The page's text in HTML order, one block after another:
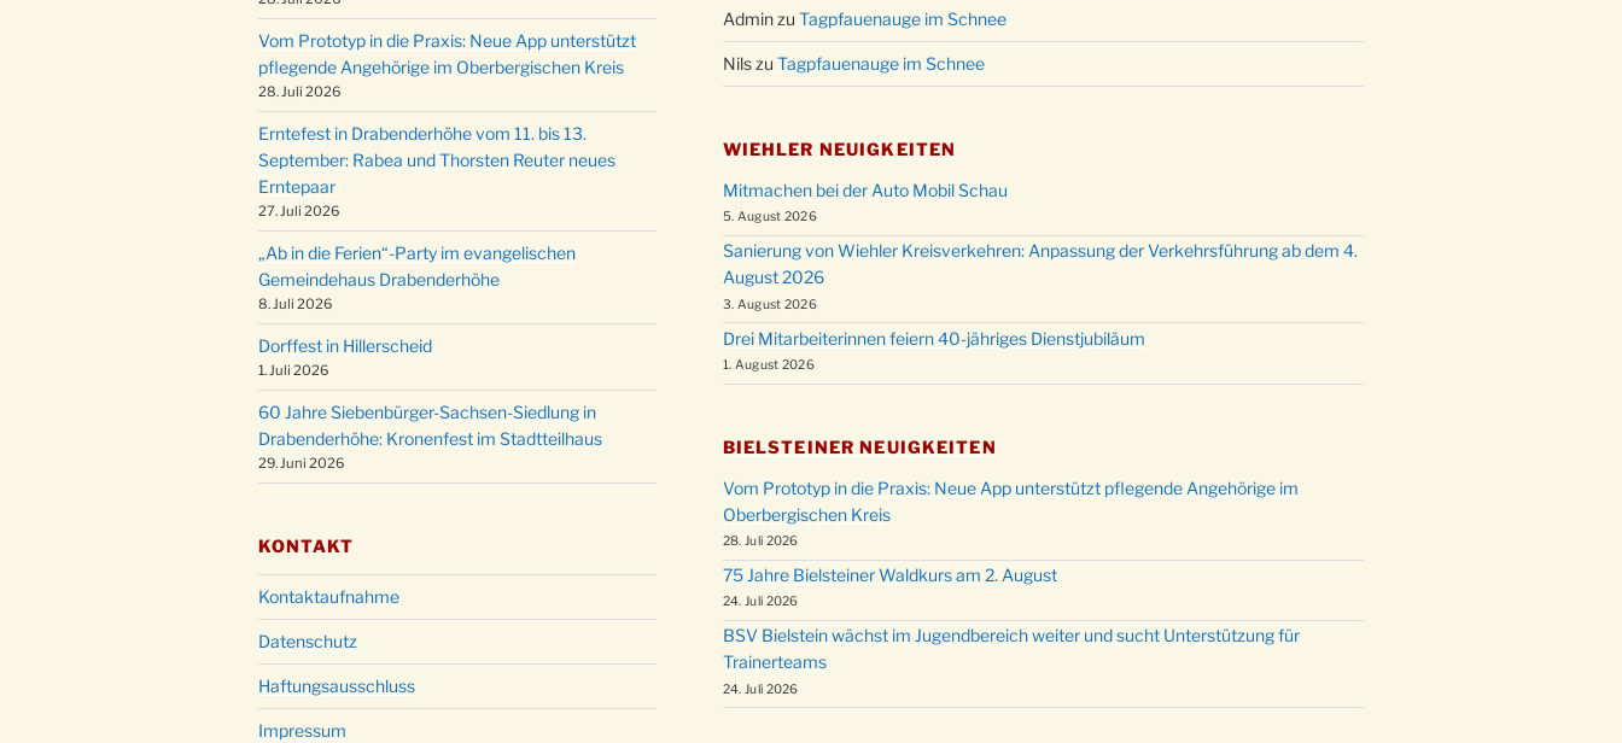
24.12.
Kirche um 23:00 Uhr
31.12.
Vom Prototyp in die Praxis: Neue App unterstützt
pflegende Angehörige im Oberbergischen Kreis
28. Juli 2026
Erntefest in Drabenderhöhe vom 11. bis 13.
September: Rabea und Thorsten Reuter neues
Erntepaar
27. Juli 2026
„Ab in die Ferien“-Party im evangelischen
Gemeindehaus Drabenderhöhe
8. Juli 2026
Dorffest in Hillerscheid
1. Juli 2026
60 Jahre Siebenbürger-Sachsen-Siedlung in
Drabenderhöhe: Kronenfest im Stadtteilhaus
29. Juni 2026
KONTAKT
Kontaktaufnahme
Datenschutz
Haftungsausschluss
Impressum
Adminzu Tagpfauenauge im Schnee
Nilszu Tagpfauenauge im Schnee
WIEHLER NEUIGKEITEN
Mitmachen bei der Auto Mobil Schau
5. August 2026
Sanierung von Wiehler Kreisverkehren: Anpassung der Verkehrsführung ab dem 4.
August 2026
3. August 2026
Drei Mitarbeiterinnen feiern 40-jähriges Dienstjubiläum
1. August 2026
BIELSTEINER NEUIGKEITEN
Vom Prototyp in die Praxis: Neue App unterstützt pflegende Angehörige im
Oberbergischen Kreis
28. Juli 2026
75 Jahre Bielsteiner Waldkurs am 2. August
24. Juli 2026
BSV Bielstein wächst im Jugendbereich weiter und sucht Unterstützung für
Trainerteams
24. Juli 2026